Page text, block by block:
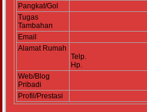
Pangkat/Gol
Tugas
Tambahan
Email
Alamat Rumah
Telp.
Hp.
Web/Blog
Pribadi
Profil/Prestasi